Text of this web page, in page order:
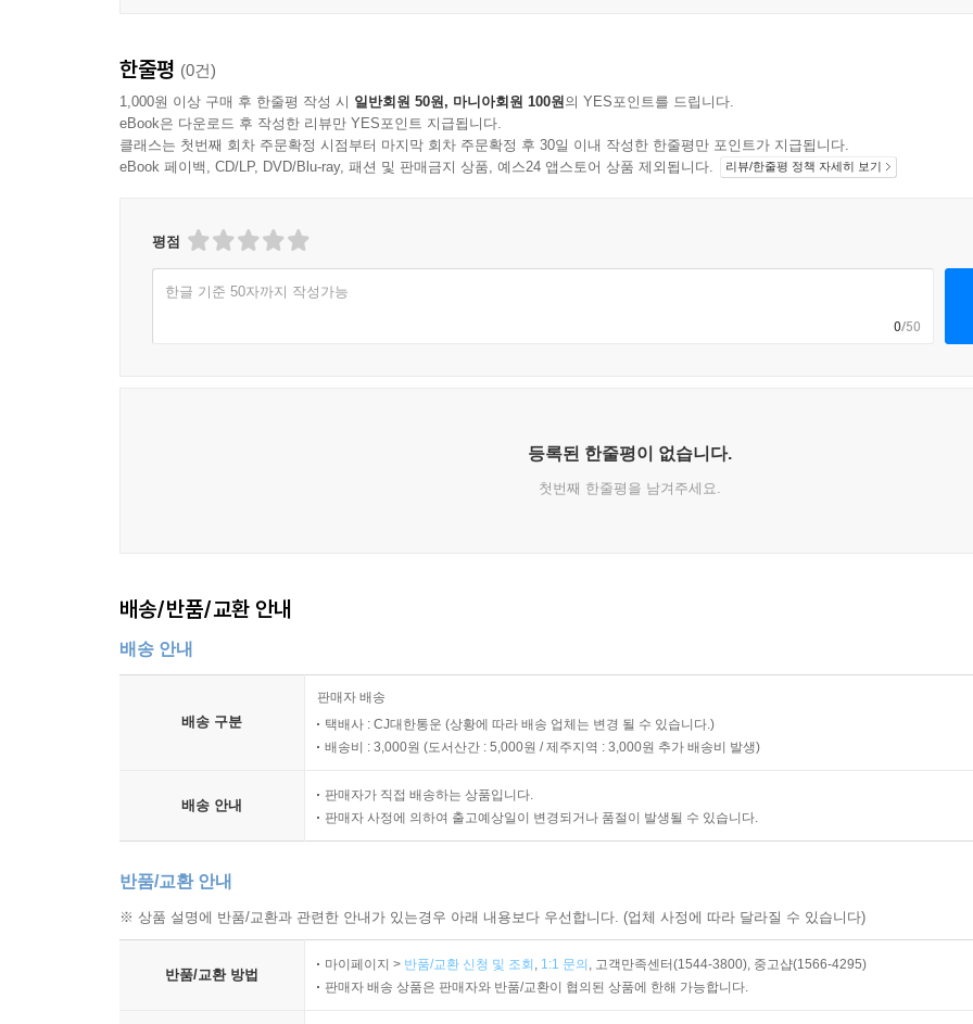
한줄평 (0건)
1,000원 이상 구매 후 한줄평 작성 시 일반회원 50원, 마니아회원 100원의 YES포인트를 드립니다.
eBook은 다운로드 후 작성한 리뷰만 YES포인트 지급됩니다.
클래스는 첫번째 회차 주문확정 시점부터 마지막 회차 주문확정 후 30일 이내 작성한 한줄평만 포인트가 지급됩니다.
eBook 페이백, CD/LP, DVD/Blu-ray, 패션 및 판매금지 상품, 예스24 앱스토어 상품 제외됩니다.
리뷰/한줄평 정책 자세히 보기
평점
한글 기준 50자까지 작성가능
0/50
등록된 한줄평이 없습니다.
첫번째 한줄평을 남겨주세요.
배송/반품/교환 안내
배송 안내
배송 구분
판매자 배송
택배사 : CJ대한통운 (상황에 따라 배송 업체는 변경 될 수 있습니다.)
배송비 : 3,000원 (도서산간 : 5,000원 제주지역 : 3,000원 추가 배송비 발생)
배송 안내
판매자가 직접 배송하는 상품입니다.
판매자 사정에 의하여 출고예상일이 변경되거나 품절이 발생될 수 있습니다.
반품/교환 안내
※ 상품 설명에 반품/교환과 관련한 안내가 있는경우 아래 내용보다 우선합니다. (업체 사정에 따라 달라질 수 있습니다)
반품/교환 방법
마이페이지 > 반품/교환 신청 및 조회 , 1:1 문의 , 고객만족센터(1544-3800), 중고샵(1566-4295)
판매자 배송 상품은 판매자와 반품/교환이 협의된 상품에 한해 가능합니다.